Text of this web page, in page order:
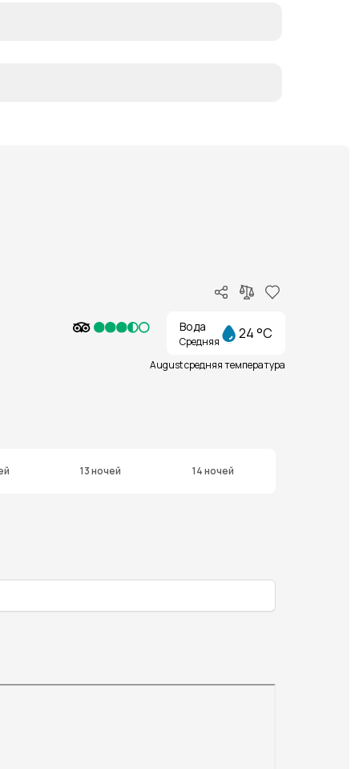
Вода
Средняя 24 °C
August средняя температура
13 ночей 14 ночей